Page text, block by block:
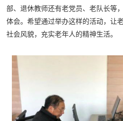
部、退休教师还有老党员、老队长等
体会。希望通过举办这样的活动，让
社会风貌，充实老年人的精神生活。